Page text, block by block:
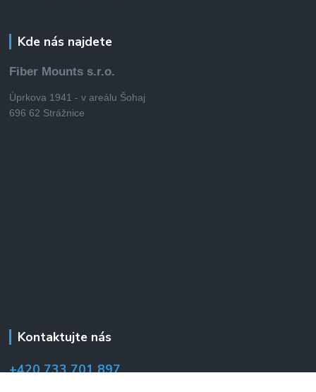
Kde nás najdete
Fiber Mounts s.r.o.
Úprkova 1941 - v areálu Šohaj
696 62 Strážnice
Kontaktujte nás
+420 733 701 897